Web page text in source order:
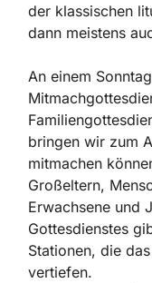
der klassischen
dann meistens
An einem
bringen wir zum
mitmachen
Großeltern,
Erwachsene und
Gottesdienstes
Stationen, die
vertiefen.